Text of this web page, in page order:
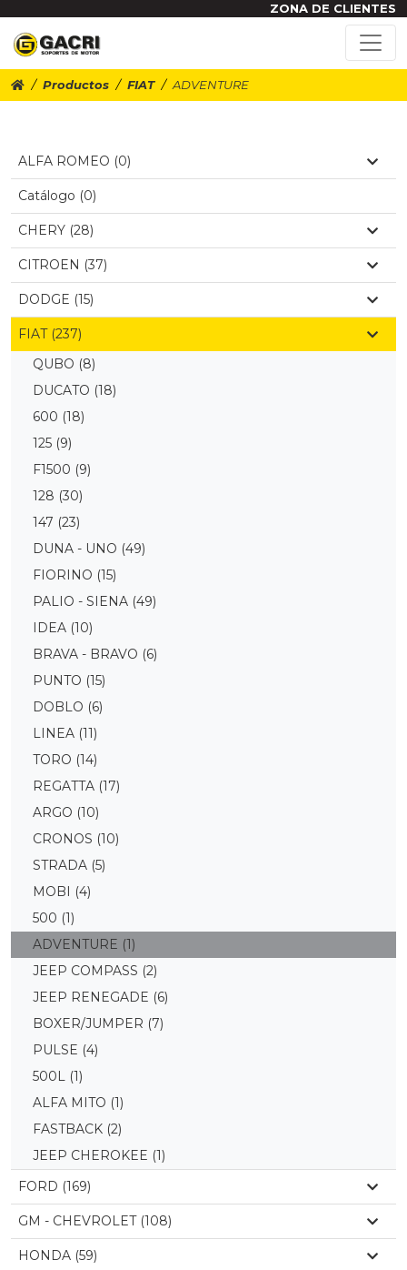
ZONA DE CLIENTES
Productos FIAT ADVENTURE
ALFA ROMEO (0)
Catálogo (0)
CHERY (28)
CITROEN (37)
DODGE (15)
FIAT (237)
QUBO (8)
DUCATO (18)
600 (18)
125 (9)
F1500 (9)
128 (30)
147 (23)
DUNA - UNO (49)
FIORINO (15)
PALIO - SIENA (49)
IDEA (10)
BRAVA - BRAVO (6)
PUNTO (15)
DOBLO (6)
LINEA (11)
TORO (14)
REGATTA (17)
ARGO (10)
CRONOS (10)
STRADA (5)
MOBI (4)
500 (1)
ADVENTURE (1)
JEEP COMPASS (2)
JEEP RENEGADE (6)
BOXER/JUMPER (7)
PULSE (4)
500L (1)
ALFA MITO (1)
FASTBACK (2)
JEEP CHEROKEE (1)
FORD (169)
GM - CHEVROLET (108)
HONDA (59)